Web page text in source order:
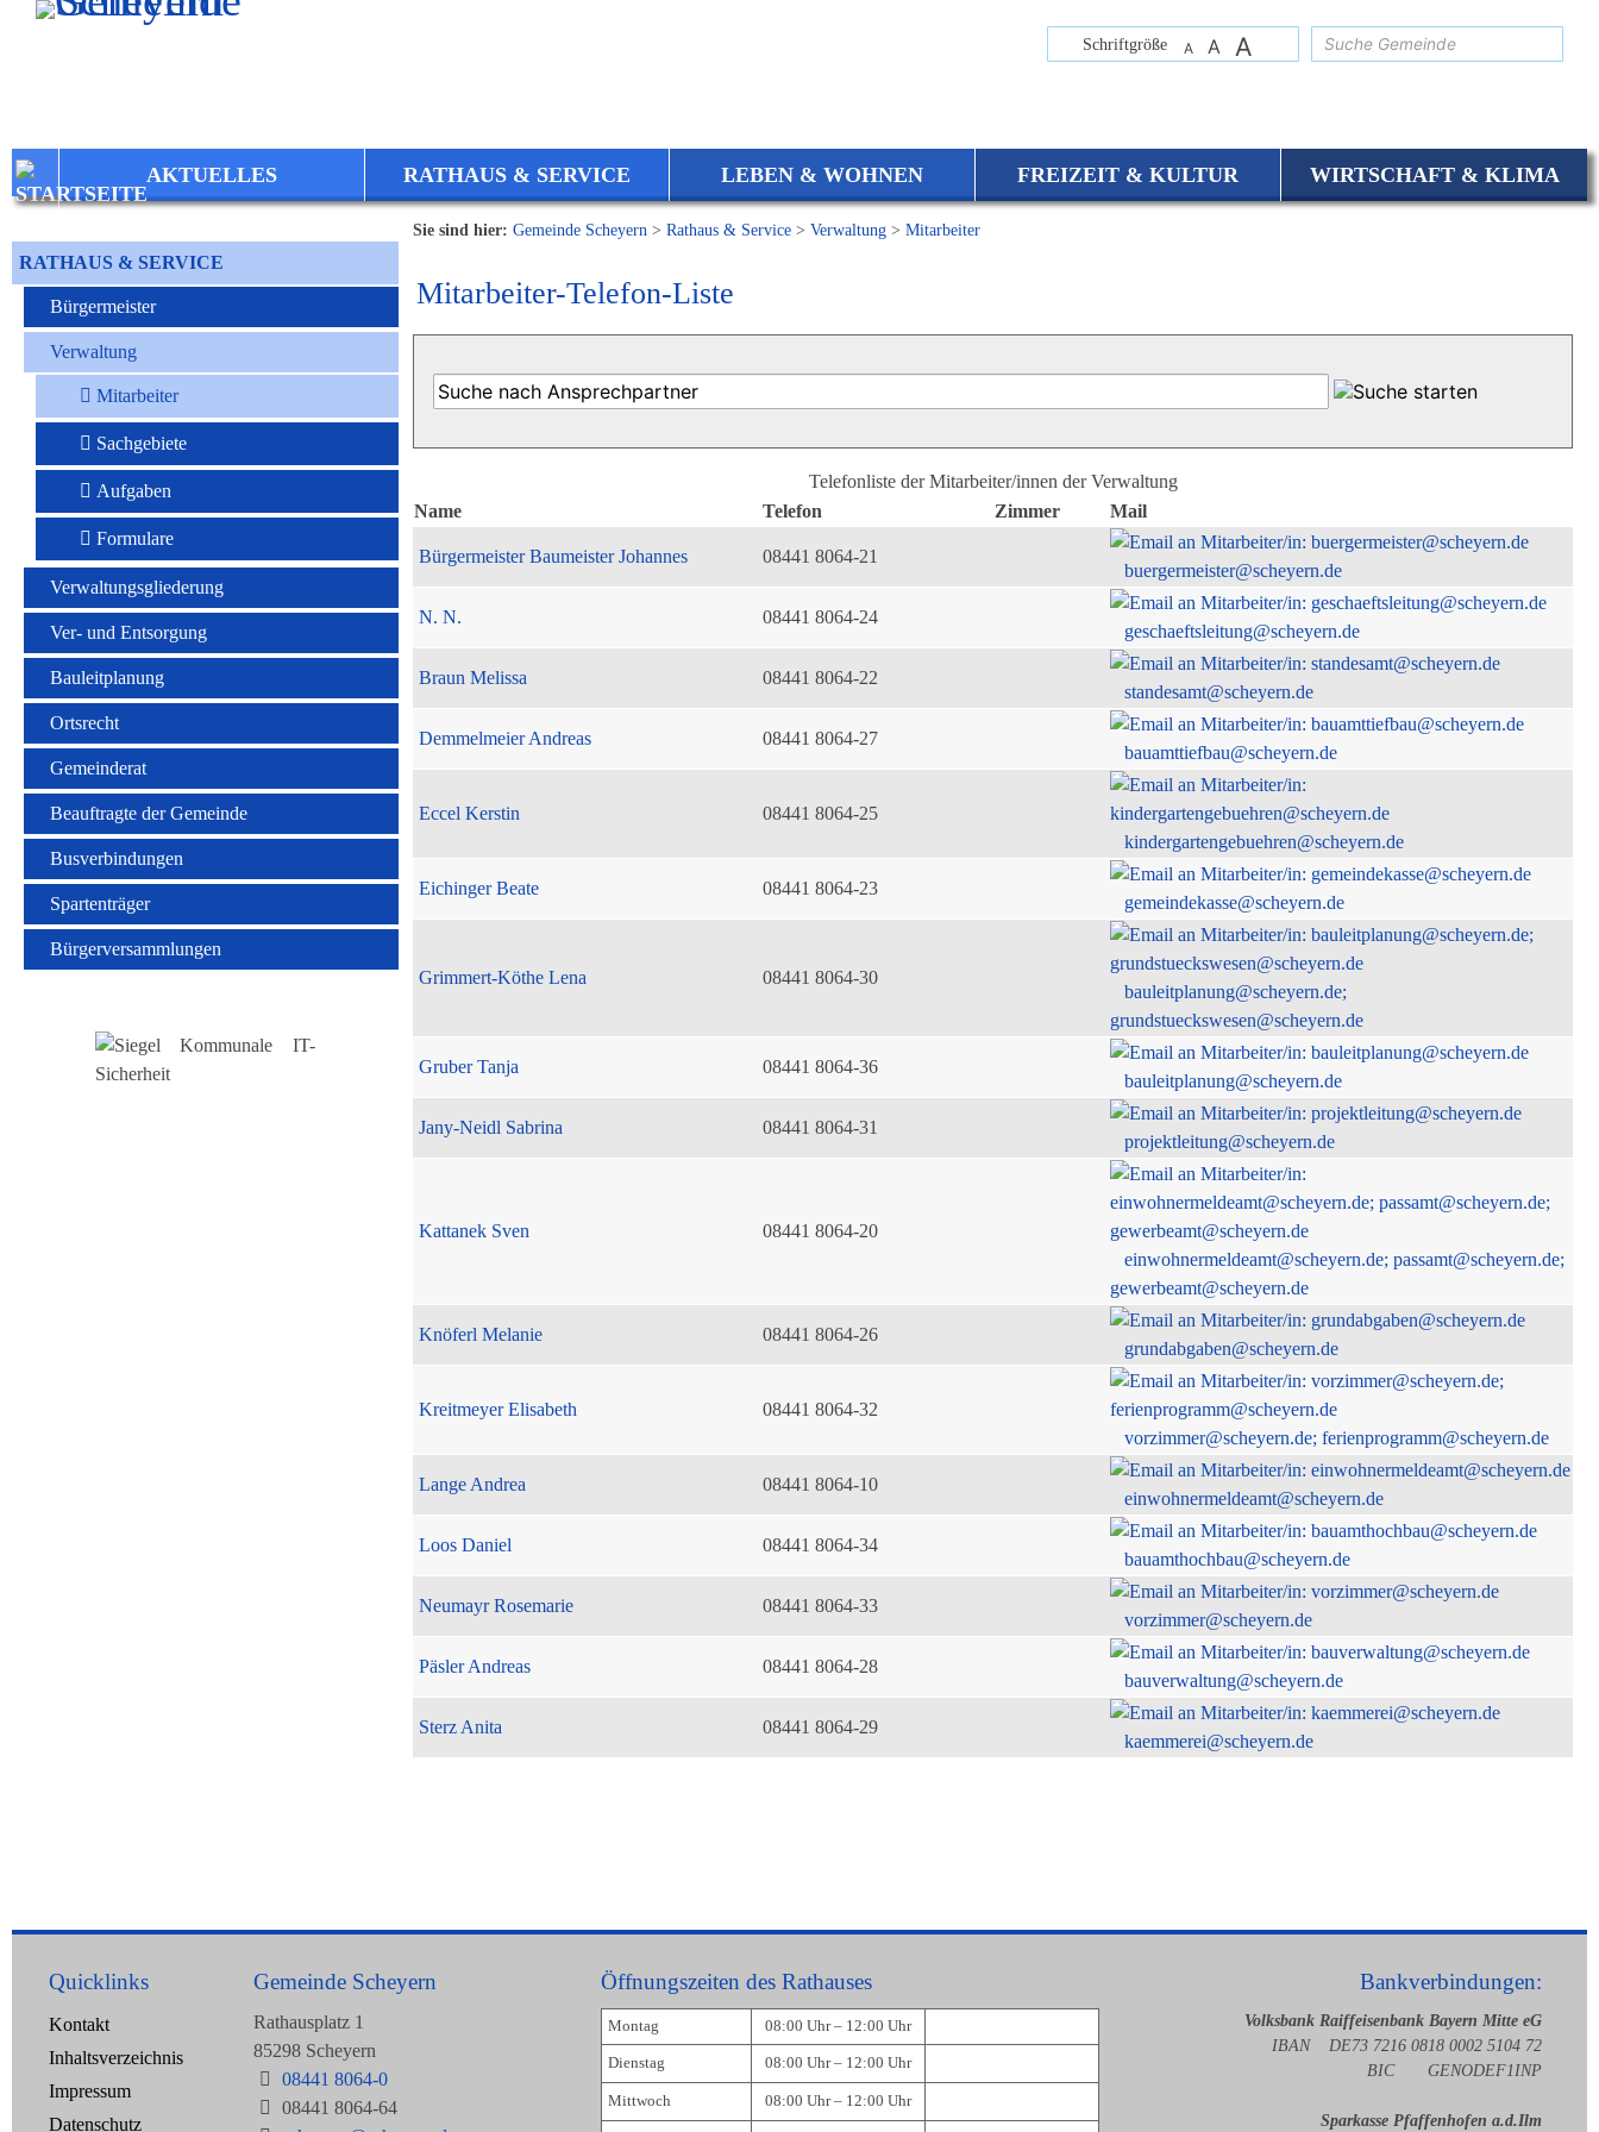
Zum Inhalt,zur Navigationoder
Schriftgröße A A A
AKTUELLES RATHAUS & SERVICE LEBEN & WOHNEN FREIZEIT & KULTUR WIRTSCHAFT & KLIMA
RATHAUS & SERVICE
Bürgermeister
Verwaltung
Mitarbeiter
Sachgebiete
Aufgaben
Formulare
Verwaltungsgliederung
Ver- und Entsorgung
Bauleitplanung
Ortsrecht
Gemeinderat
Beauftragte der Gemeinde
Busverbindungen
Spartenträger
Bürgerversammlungen
Sie sind hier: Gemeinde Scheyern > Rathaus & Service > Verwaltung > Mitarbeiter
Mitarbeiter-Telefon-Liste
Telefonliste der Mitarbeiter/innen der Verwaltung
Name
Telefon Zimmer Mail
Bürgermeister Baumeister Johannes 08441 8064-21
buergermeister@scheyern.de
N. N. 08441 8064-24
geschaeftsleitung@scheyern.de
Braun Melissa 08441 8064-22
standesamt@scheyern.de
Demmelmeier Andreas 08441 8064-27
bauamttiefbau@scheyern.de
Eccel Kerstin
08441 8064-25
kindergartengebuehren@scheyern.de
Eichinger Beate 08441 8064-23
gemeindekasse@scheyern.de
Grimmert-Köthe Lena 08441 8064-30
bauleitplanung@scheyern.de;
grundstueckswesen@scheyern.de
Gruber Tanja 08441 8064-36
bauleitplanung@scheyern.de
Jany-Neidl Sabrina 08441 8064-31
projektleitung@scheyern.de
Kattanek Sven
08441 8064-20
einwohnermeldeamt@scheyern.de; passamt@scheyern.de;
gewerbeamt@scheyern.de
Knöferl Melanie 08441 8064-26
grundabgaben@scheyern.de
Kreitmeyer Elisabeth
08441 8064-32
vorzimmer@scheyern.de; ferienprogramm@scheyern.de
Lange Andrea 08441 8064-10
einwohnermeldeamt@scheyern.de
Loos Daniel 08441 8064-34
bauamthochbau@scheyern.de
Neumayr Rosemarie 08441 8064-33
vorzimmer@scheyern.de
Päsler Andreas 08441 8064-28
bauverwaltung@scheyern.de
Sterz Anita 08441 8064-29
kaemmerei@scheyern.de
Quicklinks
Kontakt
Inhaltsverzeichnis
Impressum
Datenschutz
Gemeinde Scheyern
Rathausplatz 1
85298 Scheyern
08441 8064-0
08441 8064-64
Öffnungszeiten des Rathauses
Montag 08:00 Uhr – 12:00 Uhr
Dienstag 08:00 Uhr – 12:00 Uhr
Mittwoch 08:00 Uhr – 12:00 Uhr
Bankverbindungen:
Volksbank Raiffeisenbank Bayern Mitte eG
IBAN DE73 7216 0818 0002 5104 72
BIC GENODEF1INP
Sparkasse Pfaffenhofen a.d.Ilm